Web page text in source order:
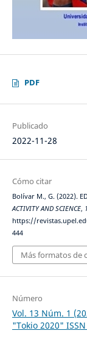
PDF
Publicado
2022-11-28
Cómo citar
Bolívar M., G. (2022).
ACTIVITY AND SCIENCE,
https://
444
Más formatos de
Número
Vol. 13 Núm. 1
"Tokio 2020"